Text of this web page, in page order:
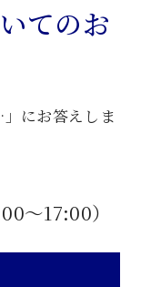
てのお
にお答えしま
〜17:00）